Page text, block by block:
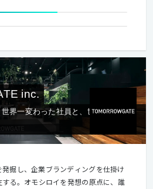
inc.
界一変わった社員と、世界一変わっ
掘し、企業ブランディングを仕掛け
る。オモシロイを発想の原点に、誰